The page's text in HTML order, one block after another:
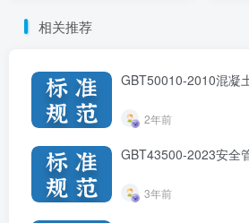
相关推荐
GBT50010-2010混凝
2年前
GBT43500-2023安全
3年前